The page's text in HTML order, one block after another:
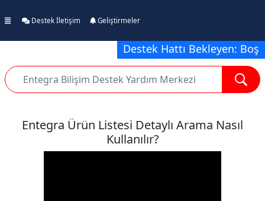
Destek İletişim Geliştirmeler
Destek Hattı Bekleyen: Boş
Entegra Ürün Listesi Detaylı Arama Nasıl
Kullanılır?